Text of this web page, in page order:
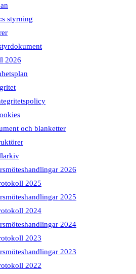
styrning
2026
och blanketter
2026
2025
2025
2024
2024
2023
2023
2022